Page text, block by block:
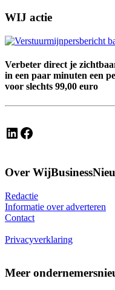
WIJ actie
Verbeter direct je
in een paar minuten een
voor slechts 99,00 euro
LinkedIn Facebook
Over
Redactie
Informatie over adverteren
Contact
Privacyverklaring
Meer